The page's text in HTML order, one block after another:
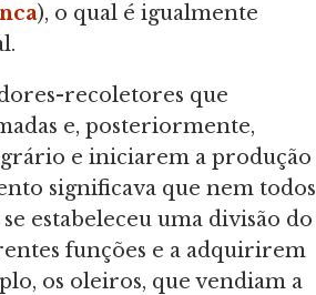
), o qual é igualmente
recoletores que
e, posteriormente,
e iniciarem a produção
significava que nem todos
estabeleceu uma divisão do
funções e a adquirirem
os oleiros, que vendiam a